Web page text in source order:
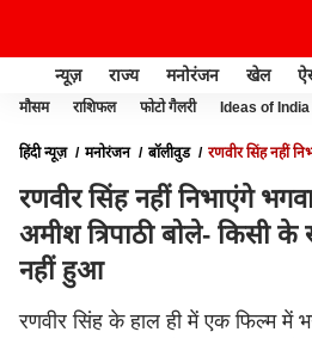
न्यूज़ राज्य मनोरंजन खेल
मौसम राशिफल फोटो गैलरी Ideas of India
हिंदी न्यूज़ मनोरंजन बॉलीवुड
रणवीर सिंह नहीं
रणवीर सिंह नहीं निभाएंगे
अमीश त्रिपाठी बोले- किसी
नहीं हुआ
रणवीर सिंह के हाल ही में एक फिल्म में